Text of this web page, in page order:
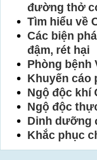
đường thở
Tìm hiểu về
Các biện
đậm, rét hại
Phòng bệnh
Khuyến cáo
Ngộ độc khí
Ngộ độc
Dinh dưỡng
Khắc phục